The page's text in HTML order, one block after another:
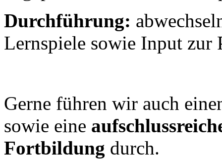
Durchführung:
Lernspiele sowie Input
Gerne führen wir auch
sowie eine
Fortbildung durch.